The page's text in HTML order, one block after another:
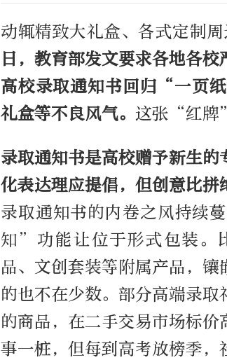
动辄精致大礼盒、各式定制
日，教育部发文要求各地各
高校录取通知书回归“一页
礼盒等不良风气。 这张“红牌
录取通知书是高校赠予新生
化表达理应提倡，但创意比拼
录取通知书的内卷之风持续
知”功能让位于形式包装。
品、文创套装等附属产品，
的也不在少数。部分高端录
的商品，在二手交易市场标
事一桩，但每到高考放榜季，